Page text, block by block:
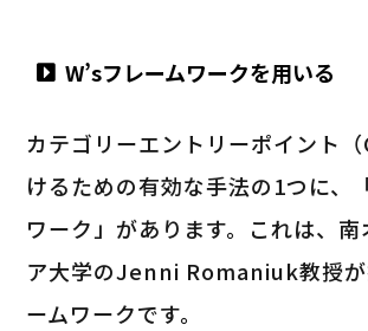
W’sフレームワークを用いる
カテゴリーエントリーポイント
けるための有効な手法の1つに、
ワーク」があります。これは、南
ア大学のJenni Romaniuk教授が
ームワークです。